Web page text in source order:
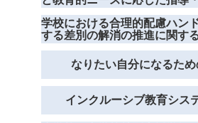
学校における合理的配慮ハン
する差別の解消の推進に関す
なりたい自分になるた
インクルーシブ教育シス